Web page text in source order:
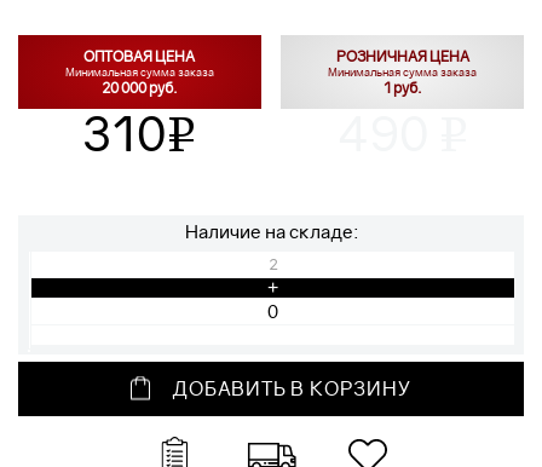
ОПТОВАЯ ЦЕНА
Минимальная сумма заказа
20 000 руб.
310v
РОЗНИЧНАЯ ЦЕНА
Минимальная сумма заказа
1 руб.
Наличие на складе:
2
+
ДОБАВИТЬ В КОРЗИНУ